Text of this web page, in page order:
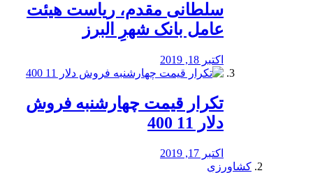
سلطانی مقدم، ریاست هیئت
عامل بانک شهرِ البرز
اکتبر 18, 2019
تکرار قیمت چهارشنبه فروش
دلار 11 400
اکتبر 17, 2019
کشاورزی